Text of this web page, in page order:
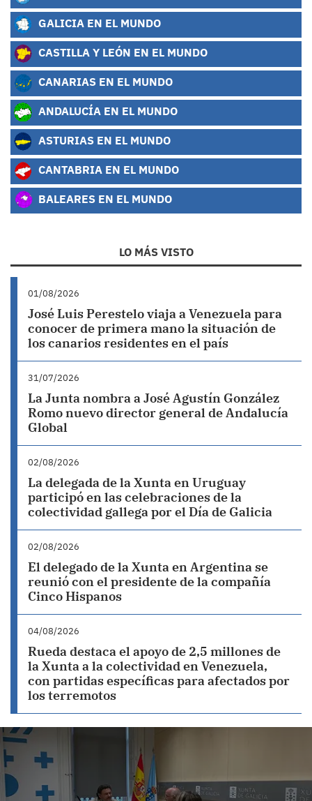
GALICIA EN EL MUNDO
CASTILLA Y LEÓN EN EL MUNDO
CANARIAS EN EL MUNDO
ANDALUCÍA EN EL MUNDO
ASTURIAS EN EL MUNDO
CANTABRIA EN EL MUNDO
BALEARES EN EL MUNDO
LO MÁS VISTO
01/08/2026
José Luis Perestelo viaja a Venezuela para
conocer de primera mano la situación de
los canarios residentes en el país
31/07/2026
La Junta nombra a José Agustín González
Romo nuevo director general de Andalucía
Global
02/08/2026
La delegada de la Xunta en Uruguay
participó en las celebraciones de la
colectividad gallega por el Día de Galicia
02/08/2026
El delegado de la Xunta en Argentina se
reunió con el presidente de la compañía
Cinco Hispanos
04/08/2026
Rueda destaca el apoyo de 2,5 millones de
la Xunta a la colectividad en Venezuela,
con partidas específicas para afectados por
los terremotos